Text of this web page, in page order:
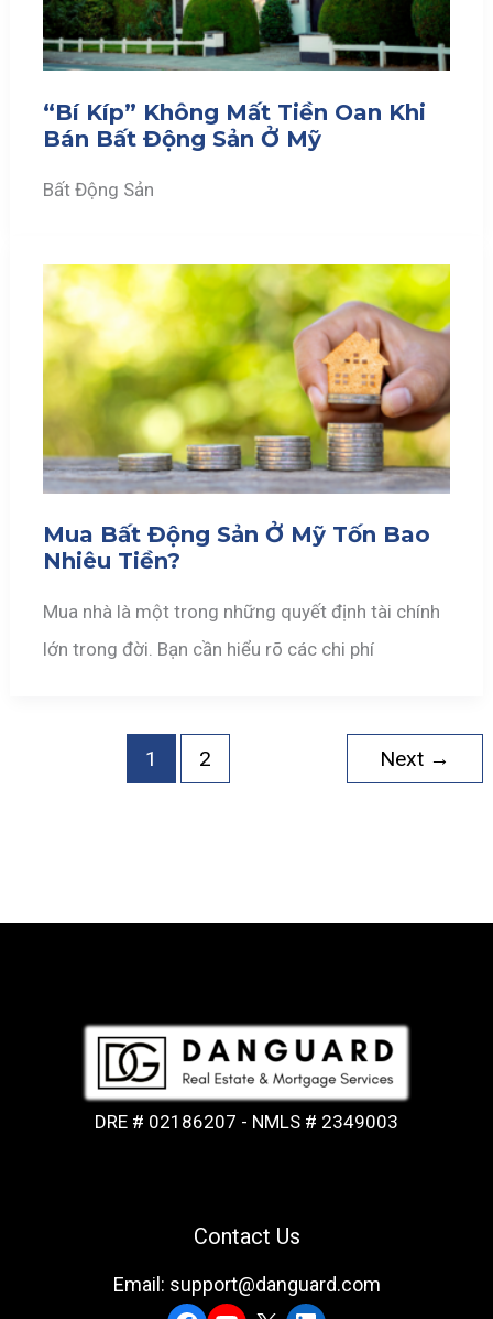
“Bí Kíp” Không Mất Tiền Oan Khi
Bán Bất Động Sản Ở Mỹ
Bất Động Sản
Mua Bất Động Sản Ở Mỹ Tốn Bao
Nhiêu Tiền?
Mua nhà là một trong những quyết định tài chính
lớn trong đời. Bạn cần hiểu rõ các chi phí
1 2 Next →
DRE # 02186207 - NMLS # 2349003
Contact Us
Email: support@danguard.com
Facebook
YouTubeLinkedIn